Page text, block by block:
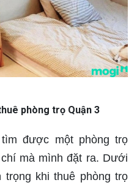
phòng trọ Quận 3
được một phòng trọ
mà mình đặt ra. Dưới
khi thuê phòng trọ